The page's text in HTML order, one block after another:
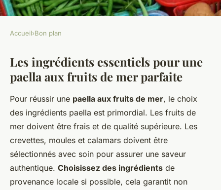
BON PLAN
Les secrets infaillibles pour
une paella aux fruits de mer
avec des grains de riz parfaits !
Aya 15 janvier 2025 •4 min de lecture
Accueil›Bon plan
Les ingrédients essentiels pour une
paella aux fruits de mer parfaite
Pour réussir une paella aux fruits de mer, le choix
des ingrédients paella est primordial. Les fruits de
mer doivent être frais et de qualité supérieure. Les
crevettes, moules et calamars doivent être
sélectionnés avec soin pour assurer une saveur
authentique. Choisissez des ingrédients de
provenance locale si possible, cela garantit non